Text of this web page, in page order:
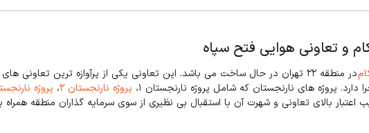
دارد. پروژه های نارنجستان که شامل پروژه نارنجستان 1، پروژه نارنجستان 2 ، پروژه
بالای تعاونی و شهرت آن با استقبال بی نظیری از سوی سرمایه گذاران منطقه همراه